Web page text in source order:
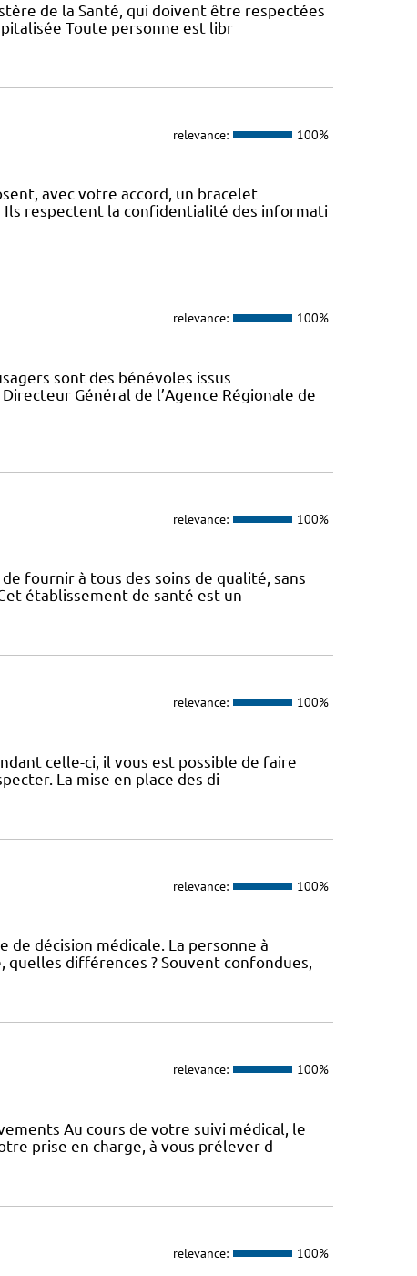
de la Santé, qui doivent être respectées
Toute personne est libr
relevance: 100%
avec votre accord, un bracelet
respectent la confidentialité des informati
relevance: 100%
sont des bénévoles issus
Général de l’Agence Régionale de
relevance: 100%
fournir à tous des soins de qualité, sans
établissement de santé est un
relevance: 100%
celle-ci, il vous est possible de faire
La mise en place des di
relevance: 100%
de décision médicale. La personne à
différences ? Souvent confondues,
relevance: 100%
Au cours de votre suivi médical, le
prise en charge, à vous prélever d
relevance: 100%